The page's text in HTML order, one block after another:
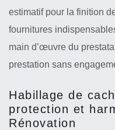
estimatif pour la finition
fournitures
main d’œuvre du
prestation sans
Habillage de
protection et
Rénovation